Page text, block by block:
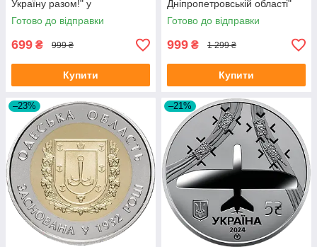
Україну разом!" у
сувенірному пакованні
Готово до відправки
699 ₴ 999 ₴
Купити
Дніпропетровській області"
Готово до відправки
999 ₴ 1 299 ₴
Купити
–23% –21%